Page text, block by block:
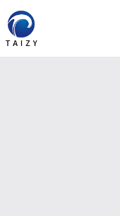
content